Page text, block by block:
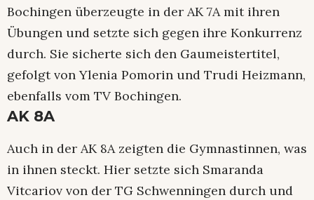
Bochingen überzeugte in der AK 7A mit ihren
Übungen und setzte sich gegen ihre Konkurrenz
durch. Sie sicherte sich den Gaumeistertitel,
gefolgt von Ylenia Pomorin und Trudi Heizmann,
ebenfalls vom TV Bochingen.
AK 8A
Auch in der AK 8A zeigten die Gymnastinnen, was
in ihnen steckt. Hier setzte sich Smaranda
Vitcariov von der TG Schwenningen durch und